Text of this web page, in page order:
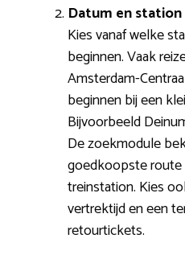
Datum en
Kies vanaf welke
beginnen. Vaak
Amsterdam-
beginnen bij een
Bijvoorbeeld
De zoekmodule
goedkoopste
treinstation. Kies
vertrektijd en een
retourtickets.